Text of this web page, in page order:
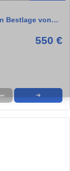
Bestlage von…
550 €
➦ ➜